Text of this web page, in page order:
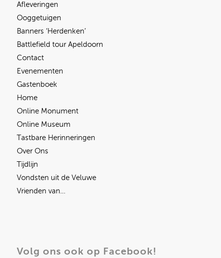
Afleveringen
Ooggetuigen
Banners ‘Herdenken’
Battlefield tour Apeldoorn
Contact
Evenementen
Gastenboek
Home
Online Monument
Online Museum
Tastbare Herinneringen
Over Ons
Tijdlijn
Vondsten uit de Veluwe
Vrienden van…
Volg ons ook op Facebook!